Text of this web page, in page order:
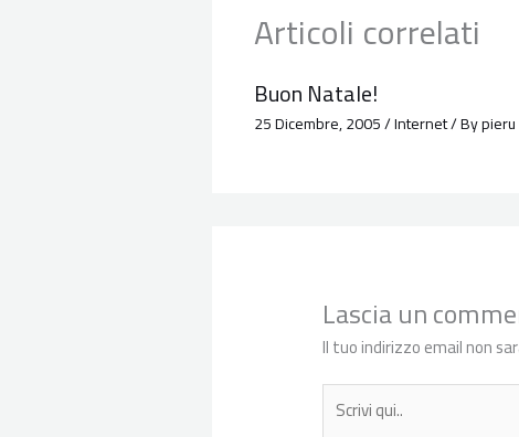
Articoli correlati
Buon Natale!
25 Dicembre, 2005/Internet/ Bypieru
Lascia un
Il tuo indirizzo email non
Scrivi
qui..